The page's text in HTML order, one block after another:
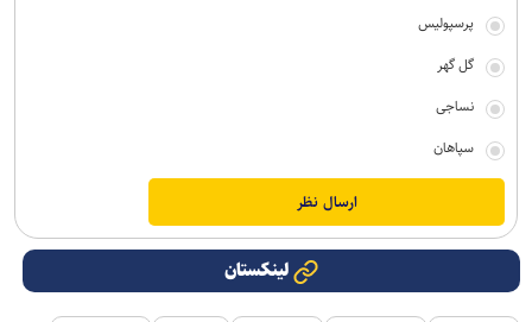
پرسپولیس
گل گهر
نساجی
سپاهان
لینکستان